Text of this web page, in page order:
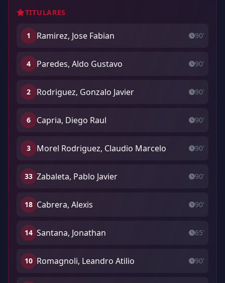
TITULARES
1 Ramirez, Jose Fabian 90'
4 Paredes, Aldo Gustavo 90'
2 Rodriguez, Gonzalo Javier 90'
6 Capria, Diego Raul 90'
3 Morel Rodriguez, Claudio Marcelo 90'
33 Zabaleta, Pablo Javier 90'
18 Cabrera, Alexis 90'
14 Santana, Jonathan 65'
10 Romagnoli, Leandro Atilio 90'